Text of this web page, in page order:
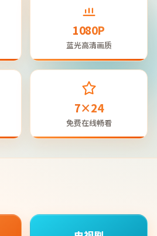
1080P
蓝光高清画质
7×24
免费在线畅看